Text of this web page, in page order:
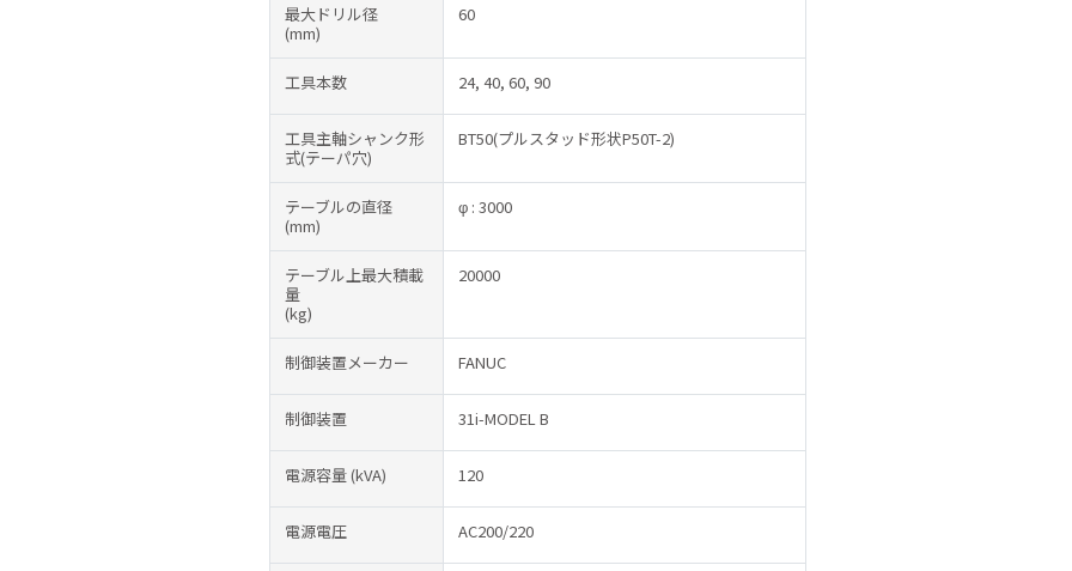
最大ドリル径
(mm)
60
工具本数 24, 40, 60, 90
工具主軸シャンク形
式(テーパ穴)
BT50(プルスタッド形状P50T-2)
テーブルの直径
(mm)
φ : 3000
テーブル上最大積載
量
(kg)
20000
制御装置メーカー FANUC
制御装置 31i-MODEL B
電源容量(kVA) 120
電源電圧 AC200/220